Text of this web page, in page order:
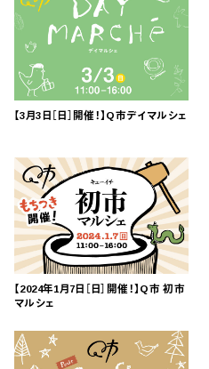
【3月3日［日］開催！】Q市デイマルシェ
【2024年1月7日［日］開催！】Q市 初市
マルシェ